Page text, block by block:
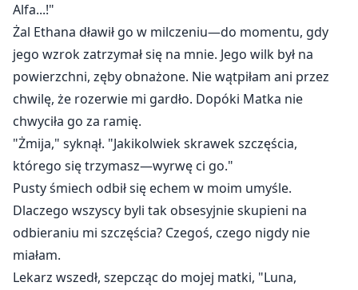
Alfa...!"
Żal Ethana dławił go w milczeniu—do momentu, gdy
jego wzrok zatrzymał się na mnie. Jego wilk był na
powierzchni, zęby obnażone. Nie wątpiłam ani przez
chwilę, że rozerwie mi gardło. Dopóki Matka nie
chwyciła go za ramię.
"Żmija," syknął. "Jakikolwiek skrawek szczęścia,
którego się trzymasz—wyrwę ci go."
Pusty śmiech odbił się echem w moim umyśle.
Dlaczego wszyscy byli tak obsesyjnie skupieni na
odbieraniu mi szczęścia? Czegoś, czego nigdy nie
miałam.
Lekarz wszedł, szepcząc do mojej matki, "Luna,